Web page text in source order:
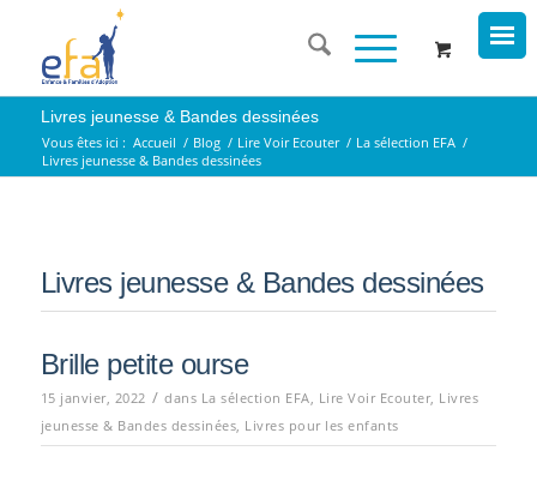
Livres jeunesse & Bandes dessinées
Vous êtes ici : Accueil / Blog / Lire Voir Ecouter / La sélection EFA /
Livres jeunesse & Bandes dessinées
Livres jeunesse & Bandes dessinées
Brille petite ourse
15 janvier, 2022 / dans La sélection EFA, Lire Voir Ecouter, Livres
jeunesse & Bandes dessinées, Livres pour les enfants